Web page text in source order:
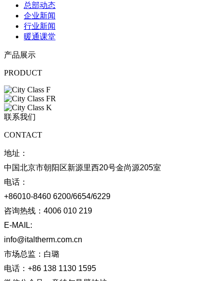
总部动态
企业新闻
行业新闻
暖通课堂
产品展示
PRODUCT
联系我们
CONTACT
地址：
中国北京市朝阳区新源里西20号金尚源205室
电话：
+86010-8460 6200/6654/6229
咨询热线： 4006 010 219
E-MAIL:
info@italtherm.com.cn
市场总监： 白璐
电话： +86 138 1130 1595